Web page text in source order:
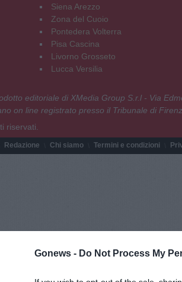
Gonews - Do Not Process My
Siena Arezzo
Zona del Cuoio
Pontedera Volterra
Pisa Cascina
Livorno Grosseto
Lucca Versilia
editoriale di XMedia Group S.r.l - Via
on line registrato presso il Tribunale di
riservati.
Redazione Chi siamo Termini e condizioni